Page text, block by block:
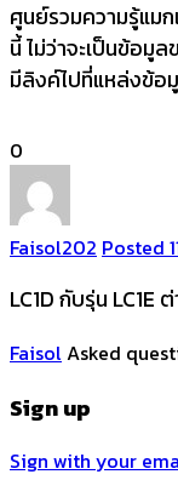
ศูนย์รวมความรู้แม
นี้ ไม่ว่าจะเป็นข้อมู
มีลิงค์ไปที่แหล่งข้อ
0
Faisol202 Posted
LC1D กับรุ่น LC1E
FaisolAsked
Sign up
Sign with your